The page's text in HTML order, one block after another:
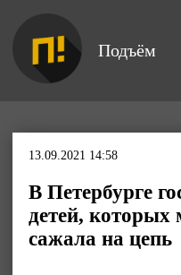
Подъём
13.09.2021 14:58
В Петербурге
детей, которых
сажала на цепь